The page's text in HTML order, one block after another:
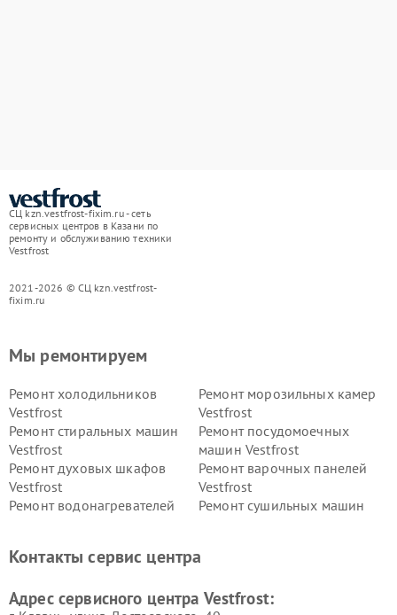
СЦ kzn.vestfrost-fixim.ru - сеть
сервисных центров в Казани по
ремонту и обслуживанию техники
Vestfrost
2021-2026 © СЦ kzn.vestfrost-
fixim.ru
Мы ремонтируем
Ремонт холодильников
Vestfrost
Ремонт морозильных камер
Vestfrost
Ремонт стиральных машин
Vestfrost
Ремонт посудомоечных
машин Vestfrost
Ремонт духовых шкафов
Vestfrost
Ремонт варочных панелей
Vestfrost
Ремонт водонагревателей
Ремонт сушильных машин
Vestfrost
Контакты сервис центра
Адрес сервисного центра Vestfrost: